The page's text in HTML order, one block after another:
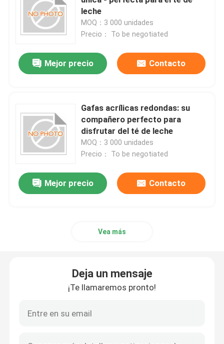
Capa de botella del frasco
Artículos de vidrio para el hogar
leche
MOQ：3 000 unidades
Precio： To be negotiated
Mejor precio Contacto
Gafas acrílicas redondas: su
compañero perfecto para
disfrutar del té de leche
MOQ：3 000 unidades
Precio： To be negotiated
Mejor precio Contacto
Vea más
Deja un mensaje
¡Te llamaremos pronto!